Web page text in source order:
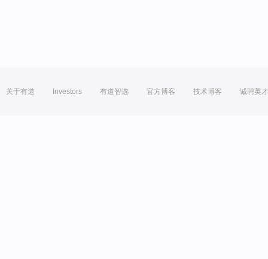
关于有道 Investors 有道智选 官方博客 技术博客 诚聘英才